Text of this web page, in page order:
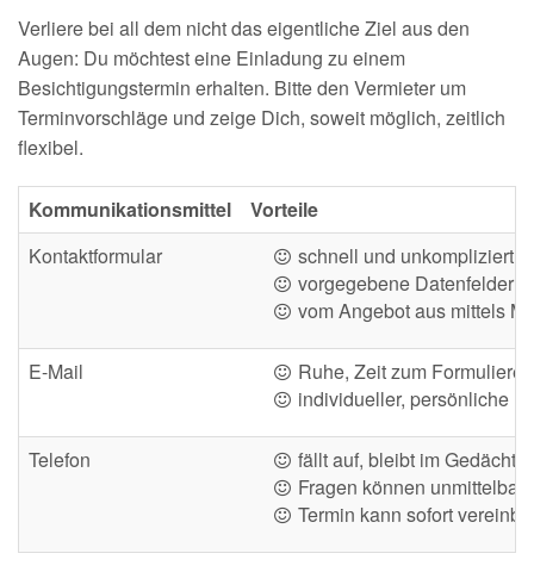
Verliere bei all dem nicht das eigentliche Ziel aus den
Augen: Du möchtest eine Einladung zu einem
Besichtigungstermin erhalten. Bitte den Vermieter um
Terminvorschläge und zeige Dich, soweit möglich, zeitlich
flexibel.
Kommunikationsmittel
Vorteile
Kontaktformular
schnell und unkompliziert
vorgegebene Datenfelder
vom Angebot aus mittels
E-Mail
Ruhe, Zeit zum Formulieren
individueller, persönliche
Telefon
fällt auf, bleibt im
Fragen können unmittelbar
Termin kann sofort